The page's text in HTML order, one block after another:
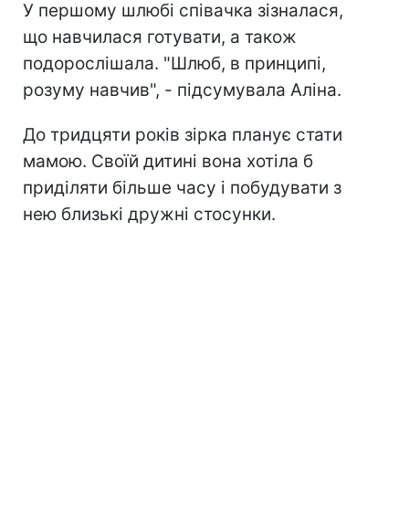
У першому шлюбі співачка зізналася,
що навчилася готувати, а також
подорослішала. "Шлюб, в принципі,
розуму навчив", - підсумувала Аліна.
До тридцяти років зірка планує стати
мамою. Своїй дитині вона хотіла б
приділяти більше часу і побудувати з
нею близькі дружні стосунки.